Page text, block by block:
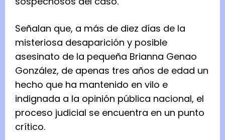
Señalan que, a más de diez días de la
misteriosa desaparición y posible
asesinato de la pequeña Brianna Genao
González, de apenas tres años de edad un
hecho que ha mantenido en vilo e
indignada a la opinión pública nacional, el
proceso judicial se encuentra en un punto
crítico.